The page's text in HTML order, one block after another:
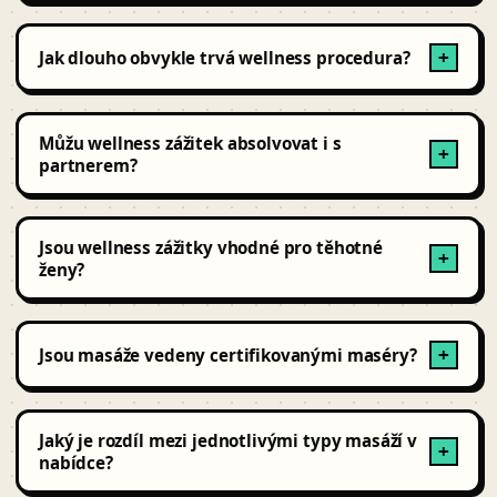
Nabízíme masáže, sauny, relaxační procedury, lázeňské
balíčky, aromaterapie, floatování, thajské masáže a
další.
Jak dlouho obvykle trvá wellness procedura? +
Procedury trvají zpravidla 30 minut až 2 hodiny, podle
typu a rozsahu balíčku.
Můžu wellness zážitek absolvovat i s
partnerem?
+
Ano, nabízíme i párové procedury a wellness balíčky pro
dva.
Jsou wellness zážitky vhodné pro těhotné
ženy?
+
Některé procedury ano, jiné ne – vždy je vhodné se
předem poradit s poskytovatelem nebo lékařem.
Jsou masáže vedeny certifikovanými maséry? +
Ano, všichni maséři mají odpovídající certifikace a
zkušenosti.
Jaký je rozdíl mezi jednotlivými typy masáží v
nabídce?
+